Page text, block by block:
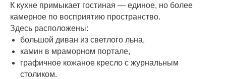
К кухне примыкает гостиная — единое, но более
камерное по восприятию пространство.
Здесь расположены:
большой диван из светлого льна,
камин в мраморном портале,
графичное кожаное кресло с журнальным
столиком.